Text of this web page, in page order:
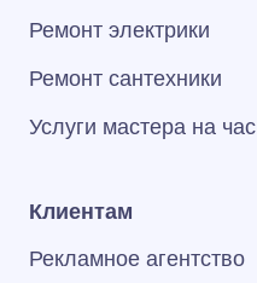
Ремонт электрики
Ремонт сантехники
Услуги мастера на час
Клиентам
Рекламное агентство